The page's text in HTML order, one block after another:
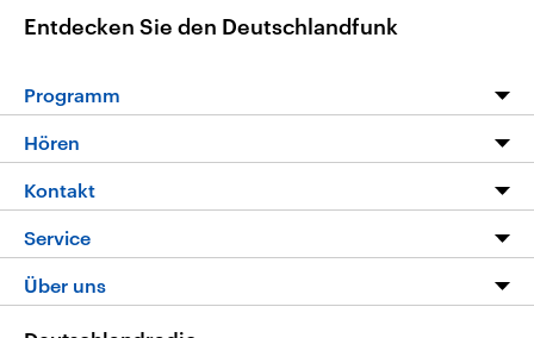
Entdecken Sie den Deutschlandfunk
Programm
Programm
Die Nachrichten
Nachrichtenleicht
Neue Beiträge auf dlf.de
Hören
Livestream
Podcasts
Deutschlandfunk App
Kontakt
Hörerservice
Service
FAQ
Über uns